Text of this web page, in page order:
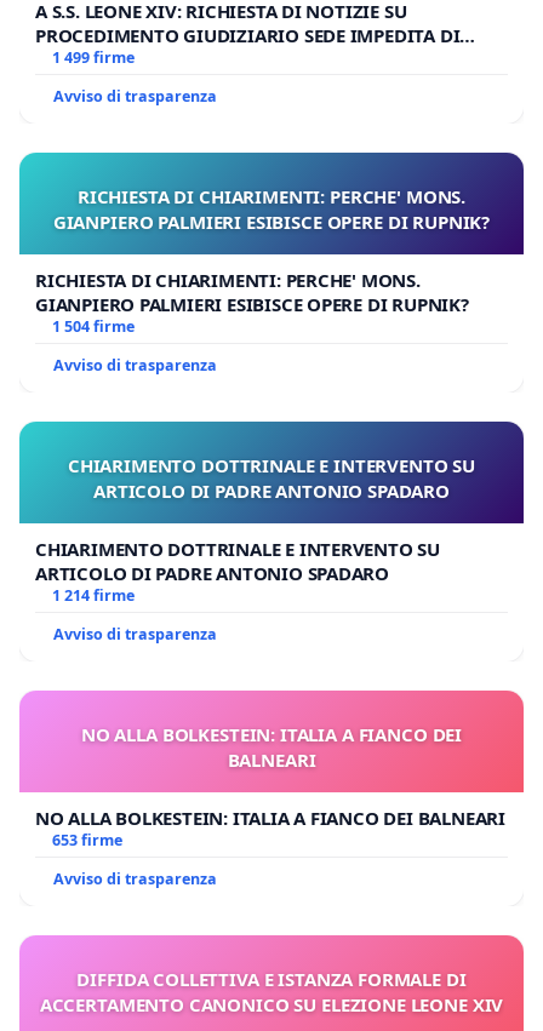
A S.S. LEONE XIV: RICHIESTA DI NOTIZIE SU
PROCEDIMENTO GIUDIZIARIO SEDE IMPEDITA DI
BENEDETTO XVI
1 499 firme
Avviso di trasparenza
RICHIESTA DI CHIARIMENTI: PERCHE' MONS.
GIANPIERO PALMIERI ESIBISCE OPERE DI RUPNIK?
RICHIESTA DI CHIARIMENTI: PERCHE' MONS.
GIANPIERO PALMIERI ESIBISCE OPERE DI RUPNIK?
1 504 firme
Avviso di trasparenza
CHIARIMENTO DOTTRINALE E INTERVENTO SU
ARTICOLO DI PADRE ANTONIO SPADARO
CHIARIMENTO DOTTRINALE E INTERVENTO SU
ARTICOLO DI PADRE ANTONIO SPADARO
1 214 firme
Avviso di trasparenza
NO ALLA BOLKESTEIN: ITALIA A FIANCO DEI
BALNEARI
NO ALLA BOLKESTEIN: ITALIA A FIANCO DEI BALNEARI
653 firme
Avviso di trasparenza
DIFFIDA COLLETTIVA E ISTANZA FORMALE DI
ACCERTAMENTO CANONICO SU ELEZIONE LEONE XIV